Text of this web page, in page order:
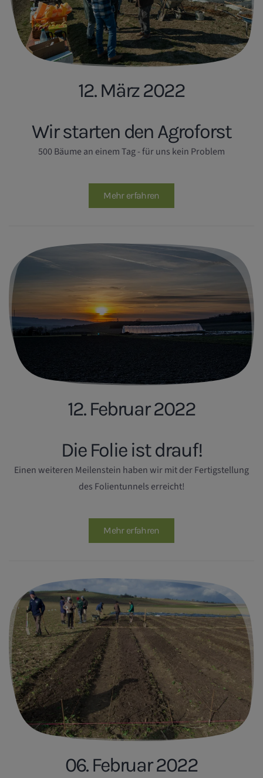
12. März 2022
Wir starten den Agroforst
500 Bäume an einem Tag - für uns kein Problem
Mehr erfahren
12. Februar 2022
Die Folie ist drauf!
Einen weiteren Meilenstein haben wir mit der Fertigstellung
des Folientunnels erreicht!
Mehr erfahren
06. Februar 2022